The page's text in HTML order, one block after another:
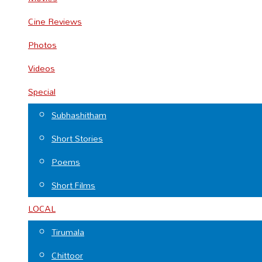
Cine Reviews
Photos
Videos
Special
Subhashitham
Short Stories
Poems
Short Films
LOCAL
Tirumala
Chittoor